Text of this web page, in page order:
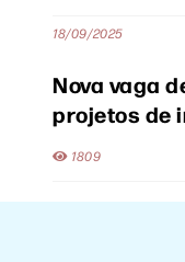
18/09/2025
Nova vaga
projetos de
1809